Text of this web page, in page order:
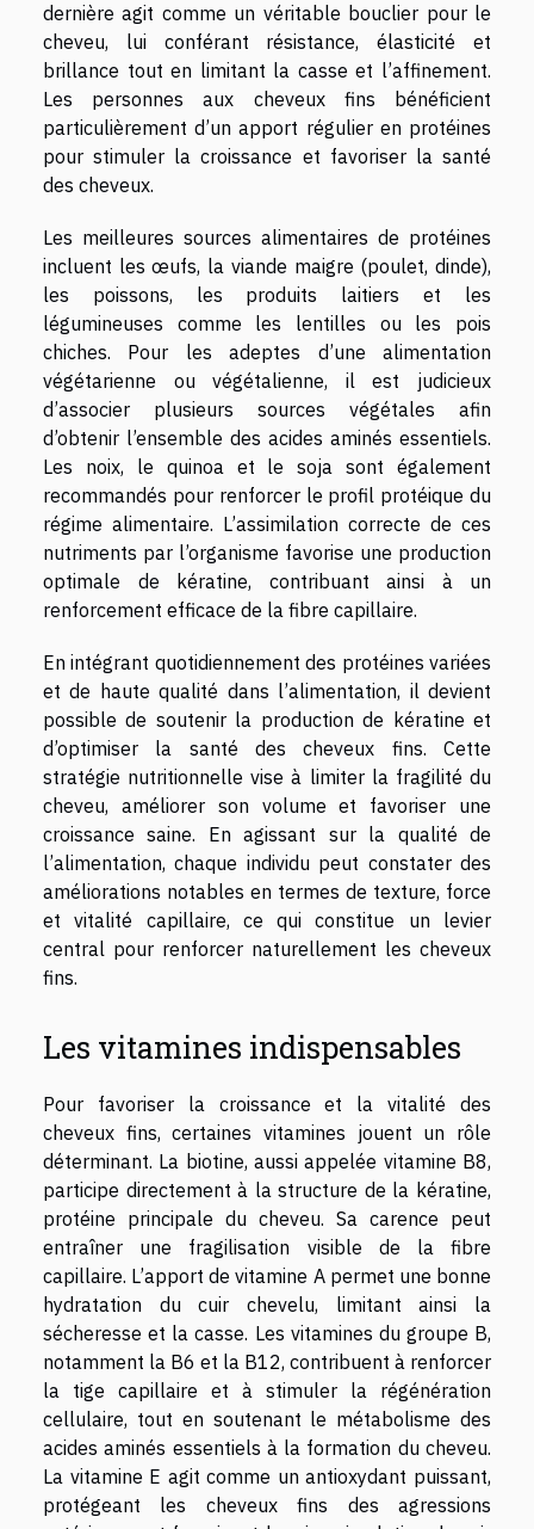
dernière agit comme un véritable bouclier pour le
cheveu, lui conférant résistance, élasticité et
brillance tout en limitant la casse et l’affinement.
Les personnes aux cheveux fins bénéficient
particulièrement d’un apport régulier en protéines
pour stimuler la croissance et favoriser la santé
des cheveux.
Les meilleures sources alimentaires de protéines
incluent les œufs, la viande maigre (poulet, dinde),
les poissons, les produits laitiers et les
légumineuses comme les lentilles ou les pois
chiches. Pour les adeptes d’une alimentation
végétarienne ou végétalienne, il est judicieux
d’associer plusieurs sources végétales afin
d’obtenir l’ensemble des acides aminés essentiels.
Les noix, le quinoa et le soja sont également
recommandés pour renforcer le profil protéique du
régime alimentaire. L’assimilation correcte de ces
nutriments par l’organisme favorise une production
optimale de kératine, contribuant ainsi à un
renforcement efficace de la fibre capillaire.
En intégrant quotidiennement des protéines variées
et de haute qualité dans l’alimentation, il devient
possible de soutenir la production de kératine et
d’optimiser la santé des cheveux fins. Cette
stratégie nutritionnelle vise à limiter la fragilité du
cheveu, améliorer son volume et favoriser une
croissance saine. En agissant sur la qualité de
l’alimentation, chaque individu peut constater des
améliorations notables en termes de texture, force
et vitalité capillaire, ce qui constitue un levier
central pour renforcer naturellement les cheveux
fins.
Les vitamines indispensables
Pour favoriser la croissance et la vitalité des
cheveux fins, certaines vitamines jouent un rôle
déterminant. La biotine, aussi appelée vitamine B8,
participe directement à la structure de la kératine,
protéine principale du cheveu. Sa carence peut
entraîner une fragilisation visible de la fibre
capillaire. L’apport de vitamine A permet une bonne
hydratation du cuir chevelu, limitant ainsi la
sécheresse et la casse. Les vitamines du groupe B,
notamment la B6 et la B12, contribuent à renforcer
la tige capillaire et à stimuler la régénération
cellulaire, tout en soutenant le métabolisme des
acides aminés essentiels à la formation du cheveu.
La vitamine E agit comme un antioxydant puissant,
protégeant les cheveux fins des agressions